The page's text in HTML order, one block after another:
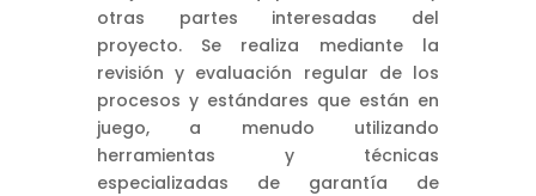
otras partes interesadas del
proyecto. Se realiza mediante la
revisión y evaluación regular de los
procesos y estándares que están en
juego, a menudo utilizando
herramientas y técnicas
especializadas de garantía de